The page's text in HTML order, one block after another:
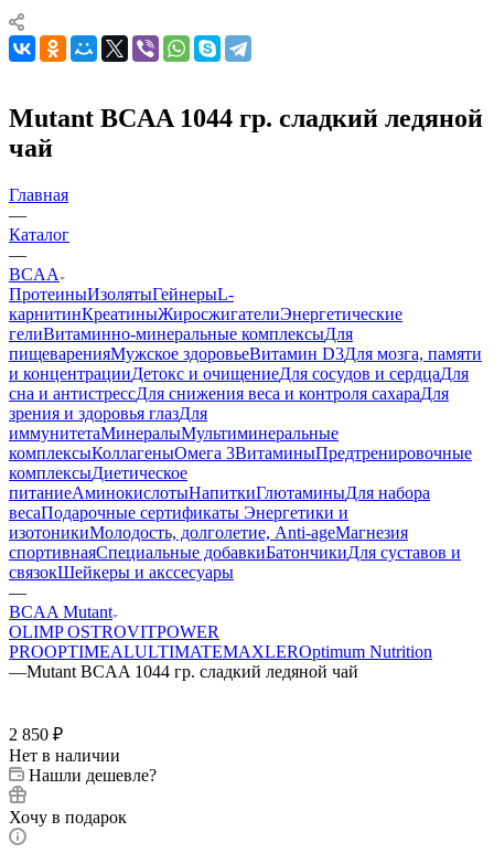
Mutant BCAA 1044 гр. сладкий ледяной
чай
Главная
—
Каталог
—
BCAA
ПротеиныИзолятыГейнерыL-
карнитинКреатиныЖиросжигателиЭнергетические
гелиВитаминно-минеральные комплексыДля
пищеваренияМужское здоровьеВитамин D3Для мозга, памяти
и концентрацииДетокс и очищениеДля сосудов и сердцаДля
сна и антистрессДля снижения веса и контроля сахараДля
зрения и здоровья глазДля
иммунитетаМинералыМультиминеральные
комплексыКоллагеныОмега 3ВитаминыПредтренировочные
комплексыДиетическое
питаниеАминокислотыНапиткиГлютаминыДля набора
весаПодарочные сертификаты Энергетики и
изотоникиМолодость, долголетие, Anti-ageМагнезия
спортивнаяСпециальные добавкиБатончикиДля суставов и
связокШейкеры и акссесуары
—
BCAA Mutant
OLIMPOSTROVITPOWER
PROOPTIMEALULTIMATEMAXLEROptimum Nutrition
—Mutant BCAA 1044 гр. сладкий ледяной чай
2 850 ₽
Нет в наличии
Нашли дешевле?
Хочу в подарок